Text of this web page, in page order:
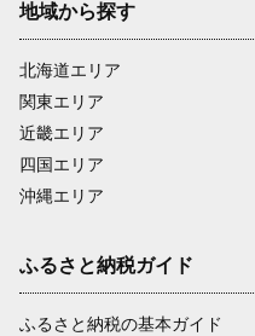
地域から探す
北海道エリア
関東エリア
近畿エリア
四国エリア
沖縄エリア
ふるさと納税ガイド
ふるさと納税の基本ガイド